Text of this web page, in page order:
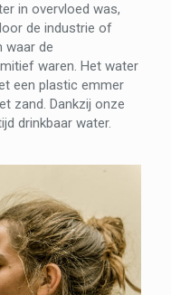
in overvloed was,
de industrie of
waar de
waren. Het water
een plastic emmer
zand. Dankzij onze
drinkbaar water.